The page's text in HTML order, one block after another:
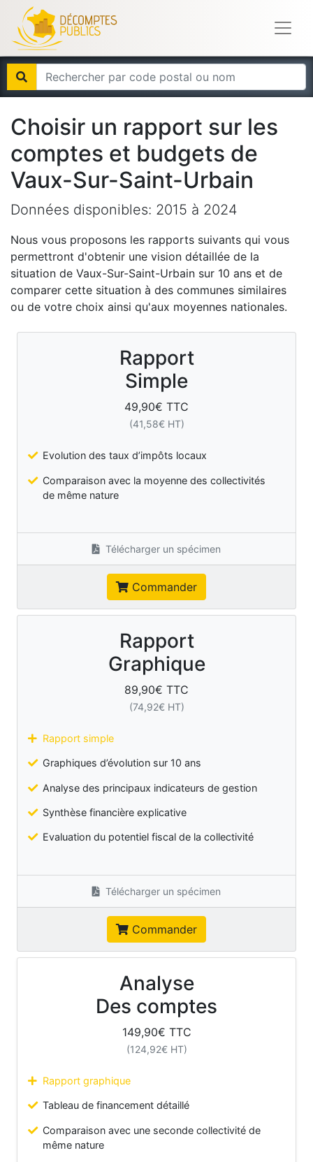
Choisir un rapport sur les
comptes et budgets de
Vaux-Sur-Saint-Urbain
Données disponibles: 2015 à 2024
Nous vous proposons les rapports suivants qui vous
permettront d'obtenir une vision détaillée de la
situation de Vaux-Sur-Saint-Urbain sur 10 ans et de
comparer cette situation à des communes similaires
ou de votre choix ainsi qu'aux moyennes nationales.
Rapport
Simple
49,90€ TTC
(41,58€ HT)
Evolution des taux d’impôts locaux
Comparaison avec la moyenne des collectivités
de même nature
Télécharger un spécimen
Commander
Rapport
Graphique
89,90€ TTC
(74,92€ HT)
Rapport simple
Graphiques d’évolution sur 10 ans
Analyse des principaux indicateurs de gestion
Synthèse financière explicative
Evaluation du potentiel fiscal de la collectivité
Télécharger un spécimen
Commander
Analyse
Des comptes
149,90€ TTC
(124,92€ HT)
Rapport graphique
Tableau de financement détaillé
Comparaison avec une seconde collectivité de
même nature